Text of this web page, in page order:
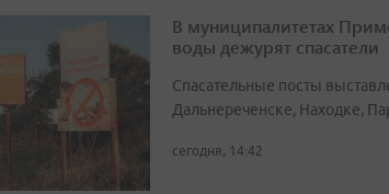
В муниципалитетах
воды дежурят спасатели
Спасательные посты
Дальнереченске, Находке,
сегодня, 14:42